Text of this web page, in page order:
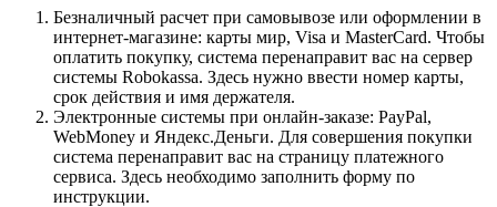
Безналичный расчет при самовывозе или оформлении в
интернет-магазине: карты мир, Visa и MasterCard. Чтобы
оплатить покупку, система перенаправит вас на сервер
системы Robokassa. Здесь нужно ввести номер карты,
срок действия и имя держателя.
Электронные системы при онлайн-заказе: PayPal,
WebMoney и Яндекс.Деньги. Для совершения покупки
система перенаправит вас на страницу платежного
сервиса. Здесь необходимо заполнить форму по
инструкции.